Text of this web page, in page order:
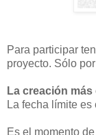
Para participar
proyecto. Sólo
La creación más
La fecha límite es
Es el momento de